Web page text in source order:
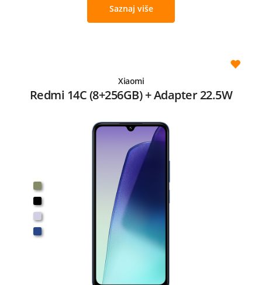
Saznaj više
Xiaomi
Redmi 14C (8+256GB) + Adapter 22.5W